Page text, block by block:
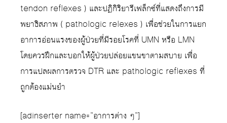
tendon reflexes ) และปฏิกิริยารีเฟล็กซ์ที่แสดงถึงการมี
พยาธิสภาพ ( pathologic relexes ) เพื่อช่วยในการแยก
อาการอ่อนแรงของผู้ป่วยที่มีรอยโรคที่ UMN หรือ LMN
โดยควรฝึกและบอกให้ผู้ป่วยปล่อยแขนขาตามสบาย เพื่อ
การแปลผลการตรวจ DTR และ pathologic reflexes ที่
ถูกต้องแม่นยำ
[adinserter name=”อาการต่าง ๆ”]